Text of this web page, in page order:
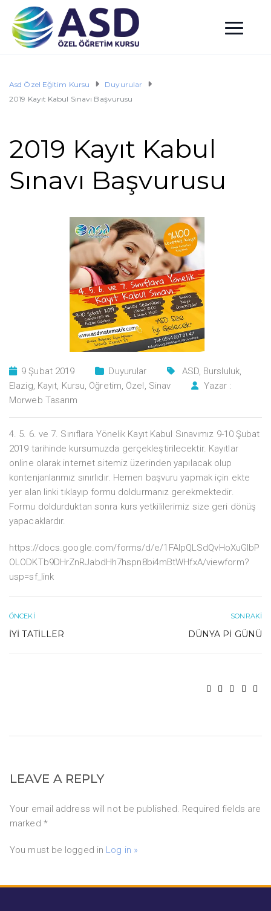
Asd Özel Eğitim Kursu
Duyurular
2019 Kayıt Kabul Sınavı Başvurusu
2019 Kayıt Kabul
Sınavı Başvurusu
9 Şubat 2019 Duyurular ASD, Bursluluk,
Elazig, Kayıt, Kursu, Öğretim, Özel, Sinav
Yazar :
Morweb Tasarım
4. 5. 6. ve 7. Sınıflara Yönelik Kayıt Kabul Sınavımız 9-10 Şubat
2019 tarihinde kursumuzda gerçekleştirilecektir. Kayıtlar
online olarak internet sitemiz üzerinden yapılacak olup
kontenjanlarımız sınırlıdır. Hemen başvuru yapmak için ekte
yer alan linki tıklayıp formu doldurmanız gerekmektedir.
Formu doldurduktan sonra kurs yetkililerimiz size geri dönüş
yapacaklardır.
https://docs.google.com/forms/d/e/1FAIpQLSdQvHoXuGIbP
OLODKTb9DHrZnRJabdHh7hspn8bi4mBtWHfxA/viewform?
usp=sf_link
ÖNCEKI
İYI TATILLER
SONRAKI
DÜNYA PI GÜNÜ
LEAVE A REPLY
Your email address will not be published. Required fields are
marked *
You must be logged in Log in »